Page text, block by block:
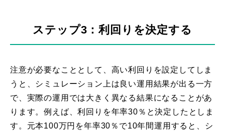
ステップ3：利回りを決定する
注意が必要なこととして、高い利回りを設定してしま
うと、シミュレーション上は良い運用結果が出る一方
で、実際の運用では大きく異なる結果になることがあ
ります。例えば、利回りを年率30％と決定したとしま
す。元本100万円を年率30％で10年間運用すると、シ